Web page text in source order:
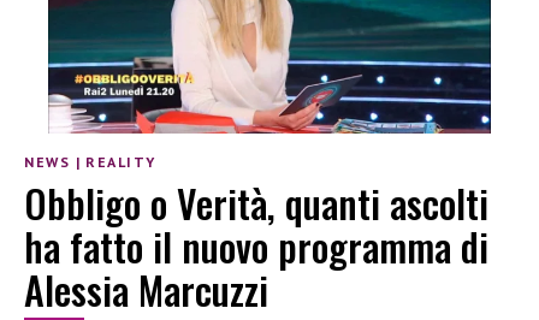
NEWS | REALITY
Obbligo o Verità, quanti ascolti
ha fatto il nuovo programma di
Alessia Marcuzzi